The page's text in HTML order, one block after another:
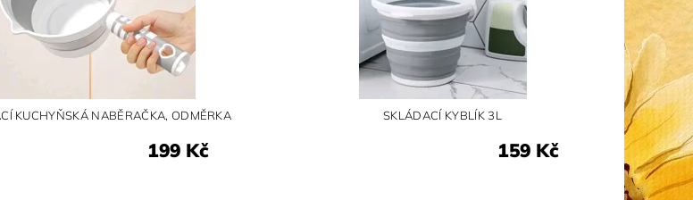
KUCHYŇSKÁ NABĚRAČKA, ODMĚRKA
199 Kč
SKLÁDACÍ KYBLÍK 3L
159 Kč